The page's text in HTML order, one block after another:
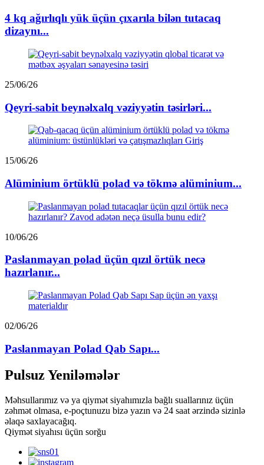
4 kq ağırlıqlı yük üçün çıxarıla bilən tutacaq
dizaynı...
25/06/26
Qeyri-sabit beynəlxalq vəziyyətin təsirləri...
15/06/26
Alüminium örtüklü polad və tökmə alüminium...
10/06/26
Paslanmayan polad üçün qızıl örtük necə
hazırlanır...
02/06/26
Paslanmayan Polad Qab Sapı...
Pulsuz Yeniləmələr
Məhsullarımız və ya qiymət siyahımızla bağlı suallarınız üçün
zəhmət olmasa, e-poçtunuzu bizə yazın və 24 saat ərzində sizinlə
əlaqə saxlayacağıq.
Qiymət siyahısı üçün sorğu